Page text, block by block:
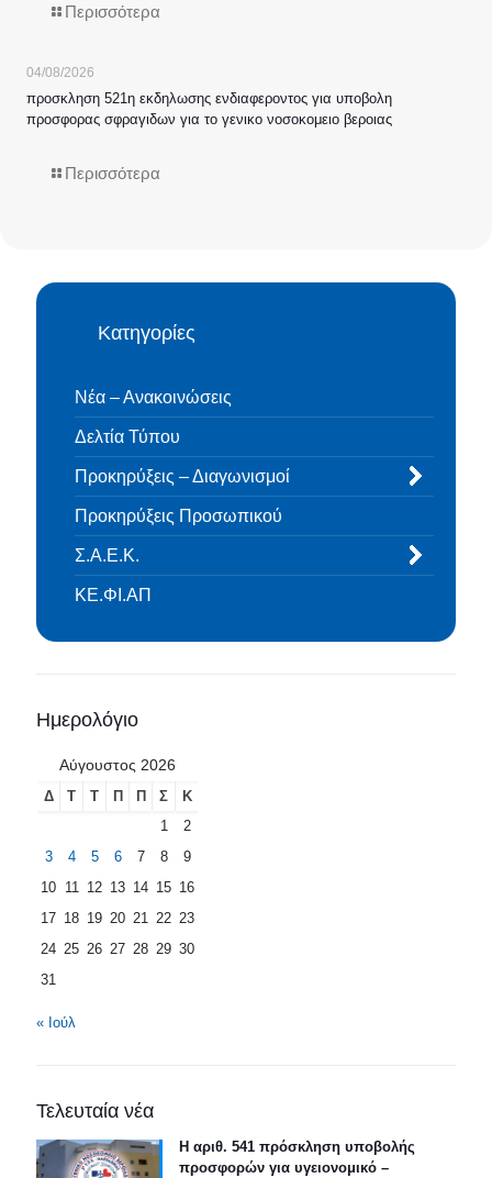
Περισσότερα
04/08/2026
προσκληση 521η εκδηλωσης ενδιαφεροντος για υποβολη
προσφορας σφραγιδων για το γενικο νοσοκομειο βεροιας
Περισσότερα
Κατηγορίες
Νέα – Ανακοινώσεις
Δελτία Τύπου
Προκηρύξεις – Διαγωνισμοί
Προκηρύξεις Προσωπικού
Σ.Α.Ε.Κ.
ΚΕ.ΦΙ.ΑΠ
Ημερολόγιο
Αύγουστος 2026
Δ Τ Τ Π Π Σ
Κ
1
2
3
4 5 6 7 8
9
10 11 12 13 14 15 16
17 18 19 20 21 22 23
24 25 26 27 28 29 30
31
« Ιούλ
Τελευταία νέα
Η αριθ. 541 πρόσκληση υποβολής
προσφορών για υγειονομικό –